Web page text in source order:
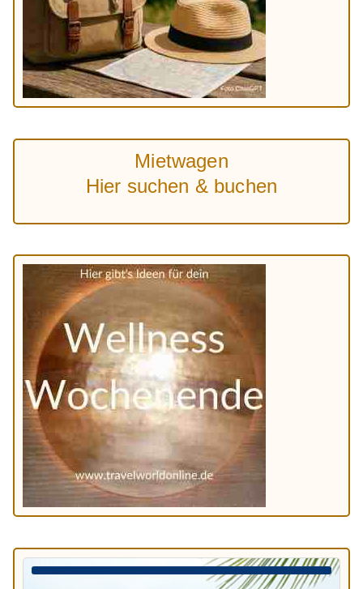
Mietwagen
Hier suchen & buchen